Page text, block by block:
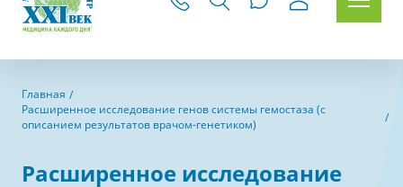
Главная
Расширенное исследование генов системы гемостаза (с
описанием результатов врачом-генетиком)
Расширенное исследование